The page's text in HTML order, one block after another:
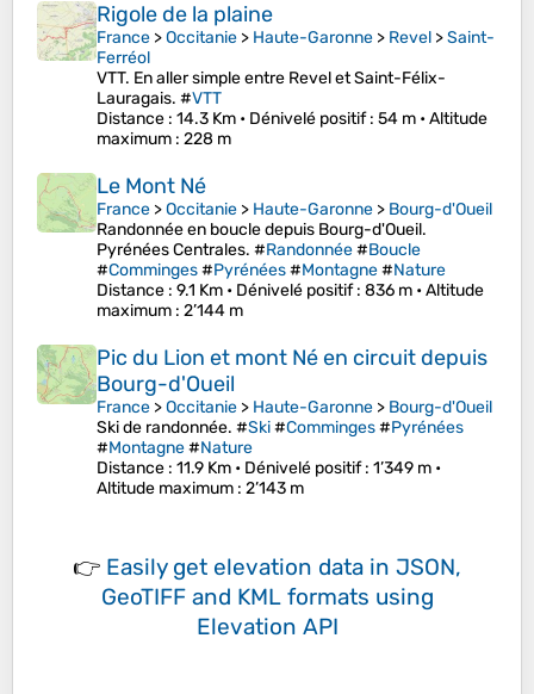
Rigole de la plaine
France >Occitanie > Haute-Garonne > Revel >Saint-
Ferréol
VTT. En aller simple entre Revel et Saint-Félix-
Lauragais. #VTT
Distance : 14.3 Km • Dénivelé positif: 54 m •Altitude
maximum : 228 m
Le Mont Né
France >Occitanie > Haute-Garonne > Bourg-d'Oueil
Randonnée en boucle depuis Bourg-d'Oueil.
Pyrénées Centrales. #Randonnée#Boucle
#Comminges#Pyrénées#Montagne#Nature
Distance : 9.1 Km • Dénivelé positif: 836 m •Altitude
maximum : 2’144 m
Pic du Lion et mont Né en circuit depuis
Bourg-d'Oueil
France >Occitanie > Haute-Garonne > Bourg-d'Oueil
Ski de randonnée. #Ski#Comminges#Pyrénées
#Montagne#Nature
Distance : 11.9 Km • Dénivelé positif: 1’349 m •
Altitude maximum : 2’143 m
👉 Easily get elevation data in JSON,
GeoTIFF and KML formats using
Elevation API